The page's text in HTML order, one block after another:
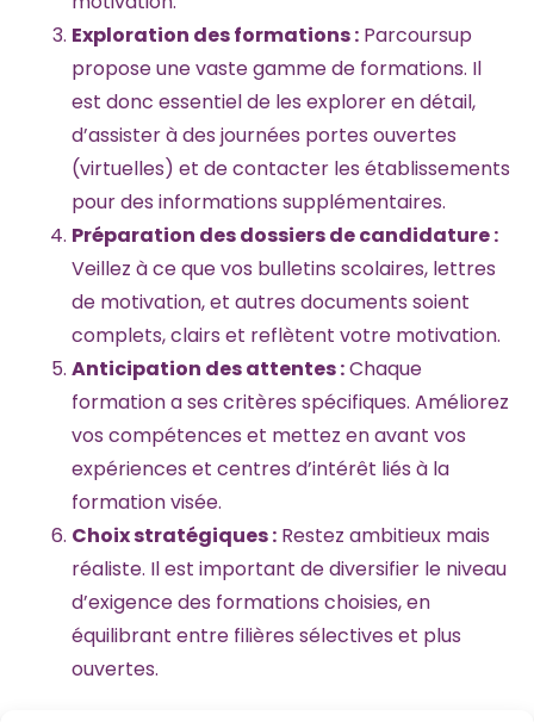
Exploration des formations : Parcoursup
propose une vaste gamme de formations. Il
est donc essentiel de les explorer en détail,
d’assister à des journées portes ouvertes
(virtuelles) et de contacter les établissements
pour des informations supplémentaires.
Préparation des dossiers de candidature :
Veillez à ce que vos bulletins scolaires, lettres
de motivation, et autres documents soient
complets, clairs et reflètent votre motivation.
Anticipation des attentes :Chaque
formation a ses critères spécifiques. Améliorez
vos compétences et mettez en avant vos
expériences et centres d’intérêt liés à la
formation visée.
Choix stratégiques : Restez ambitieux mais
réaliste. Il est important de diversifier le niveau
d’exigence des formations choisies, en
équilibrant entre filières sélectives et plus
ouvertes.